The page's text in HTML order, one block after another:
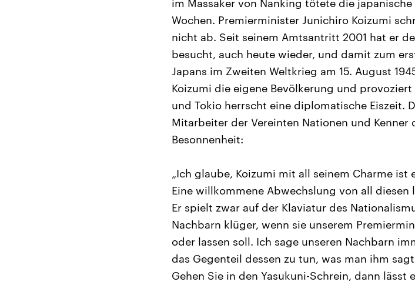
im Massaker von Nanking tötete die
Wochen. Premierminister Junichiro Koizumi
nicht ab. Seit seinem Amtsantritt 2001 hat er
besucht, auch heute wieder, und damit zum
Japans im Zweiten Weltkrieg am 15. August
Koizumi die eigene Bevölkerung und
und Tokio herrscht eine diplomatische Eiszeit.
Mitarbeiter der Vereinten Nationen und
Besonnenheit:
„Ich glaube, Koizumi mit all seinem Charme
Eine willkommene Abwechslung von all
Er spielt zwar auf der Klaviatur des
Nachbarn klüger, wenn sie unserem
oder lassen soll. Ich sage unseren Nachbarn
das Gegenteil dessen zu tun, was man ihm
Gehen Sie in den Yasukuni-Schrein, dann lässt